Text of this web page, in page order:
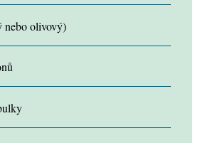
nebo olivový)